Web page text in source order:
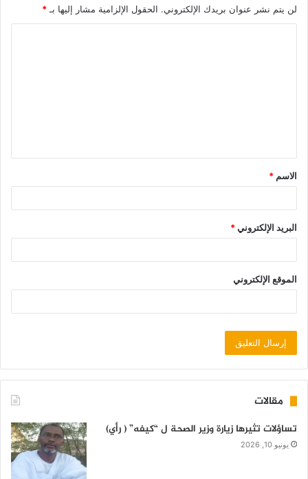
لن يتم نشر عنوان بريدك الإلكتروني. الحقول الإلزامية مشار إليها بـ *
الاسم *
البريد الإلكتروني*
الموقع الإلكتروني
مقالات
تساؤلات تثيرها زيارة وزير الصحة ل “كيفه” ( رأي)
يونيو 10, 2026